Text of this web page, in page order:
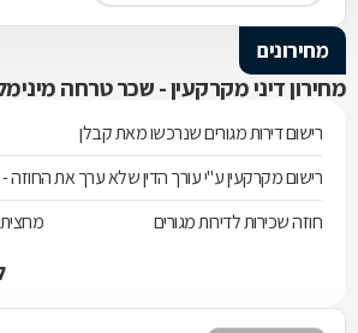
מחירונים
מחירון דיני מקרקעין - שכר טרחה
רישום דירות מגורים שנרכשו מאת קבלן
חוזה שכירות לדירות מגורים